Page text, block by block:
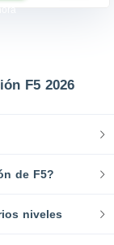
F5 2026
de F5?
niveles